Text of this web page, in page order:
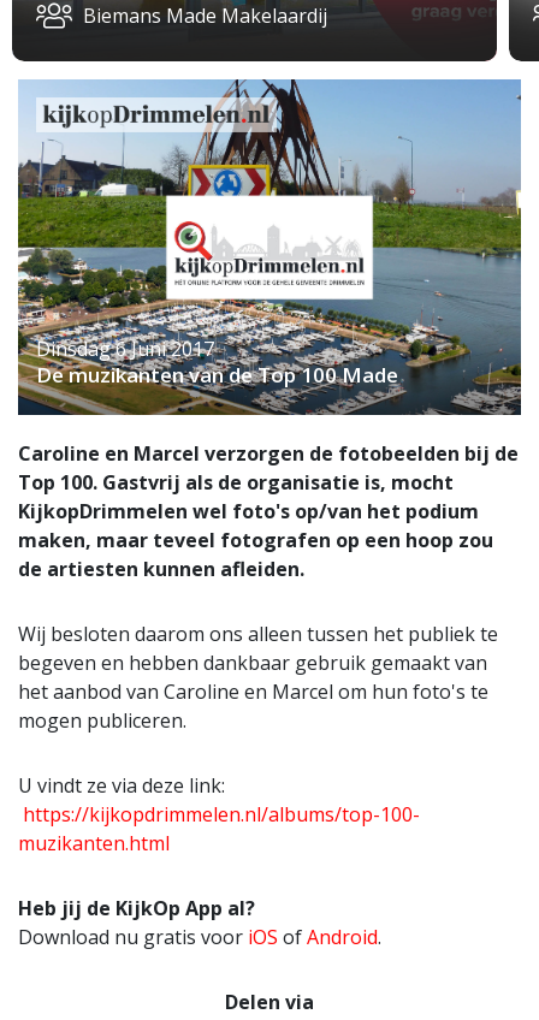
Biemans Made Makelaardij
Dinsdag 6 Juni 2017
De muzikanten van de Top 100 Made
Caroline en Marcel verzorgen de fotobeelden bij de
Top 100. Gastvrij als de organisatie is, mocht
KijkopDrimmelen wel foto's op/van het podium
maken, maar teveel fotografen op een hoop zou
de artiesten kunnen afleiden.
Wij besloten daarom ons alleen tussen het publiek te
begeven en hebben dankbaar gebruik gemaakt van
het aanbod van Caroline en Marcel om hun foto's te
mogen publiceren.
U vindt ze via deze link:
https://kijkopdrimmelen.nl/albums/top-100-
muzikanten.html
Heb jij de KijkOp App al?
Download nu gratis voor iOS ofAndroid.
Delen via